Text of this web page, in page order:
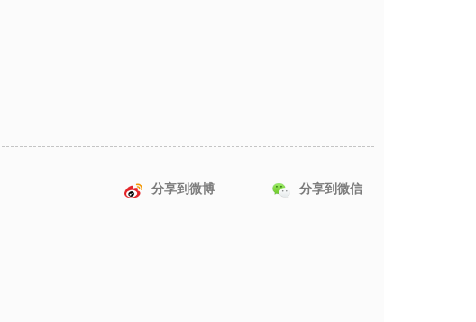
分享到微博 分享到微信